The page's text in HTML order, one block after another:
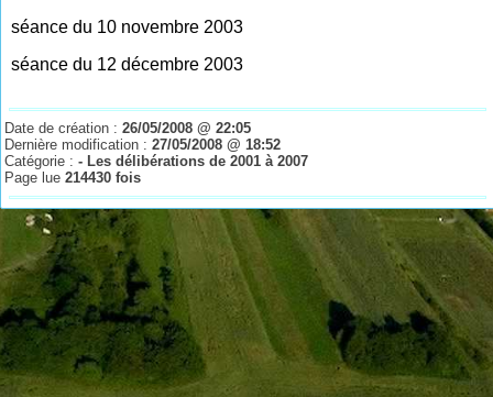
séance du 10 novembre 2003
séance du 12 décembre 2003
Date de création :26/05/2008 @ 22:05
Dernière modification :27/05/2008 @ 18:52
Catégorie :- Les délibérations de 2001 à 2007
Page lue214430 fois